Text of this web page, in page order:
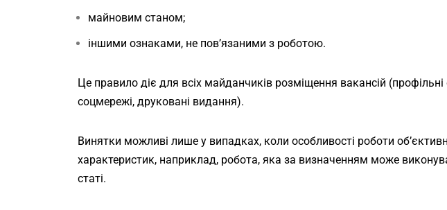
майновим станом;
іншими ознаками, не пов’язаними з роботою.
Це правило діє для всіх майданчиків розміщення вакансій
соцмережі, друковані видання).
Винятки можливі лише у випадках, коли особливості роботи
характеристик, наприклад, робота, яка за визначенням може
статі.